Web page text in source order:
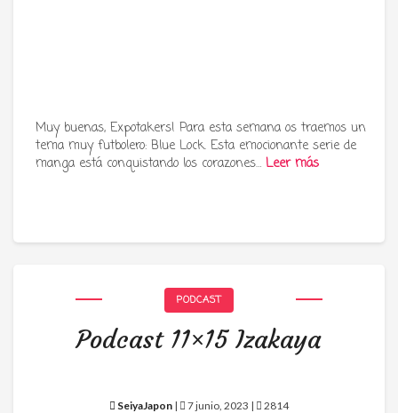
Muy buenas, Expotakers! Para esta semana os traemos un
tema muy futbolero: Blue Lock. Esta emocionante serie de
manga está conquistando los corazones… Leer más
PODCAST
Podcast 11×15 Izakaya
SeiyaJapon | 7 junio, 2023 | 2814